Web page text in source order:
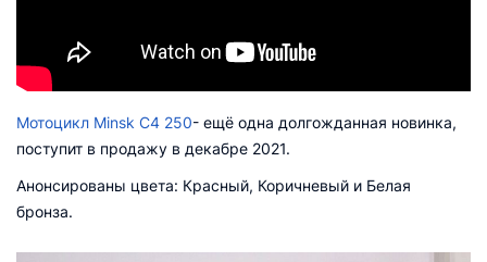
Мотоцикл Minsk C4 250- ещё одна долгожданная новинка,
поступит в продажу в декабре 2021.
Анонсированы цвета: Красный, Коричневый и Белая
бронза.